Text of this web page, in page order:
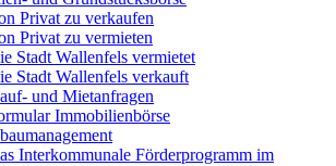
Privat zu verkaufen
Privat zu vermieten
Stadt Wallenfels vermietet
Stadt Wallenfels verkauft
und Mietanfragen
Immobilienbörse
Interkommunale Förderprogramm im